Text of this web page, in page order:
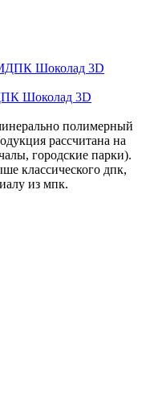
Шоколад 3D
полимерный
рассчитана на
городские парки).
классического дпк,
из мпк.